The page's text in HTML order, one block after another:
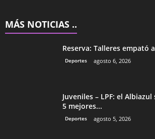
MÁS NOTICIAS ..
Reserva: Talleres empató
Deportes agosto 6, 2026
Juveniles – LPF: el
5 mejores...
Deportes agosto 5, 2026